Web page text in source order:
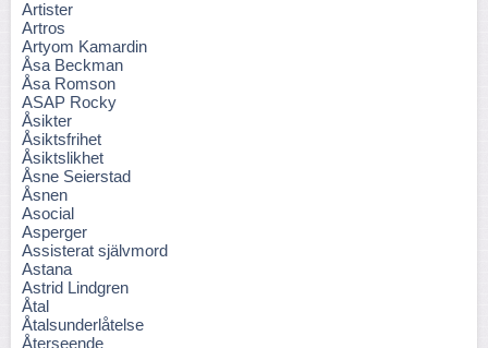
Artister
Artros
Artyom Kamardin
Åsa Beckman
Åsa Romson
ASAP Rocky
Åsikter
Åsiktsfrihet
Åsiktslikhet
Åsne Seierstad
Åsnen
Asocial
Asperger
Assisterat självmord
Astana
Astrid Lindgren
Åtal
Åtalsunderlåtelse
Återseende